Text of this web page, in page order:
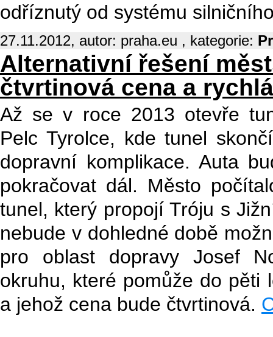
odříznutý od systému
27.11.2012, autor: praha.eu , kategorie:
Alternativní řešení
čtvrtinová cena a
Až se v roce 2013 otevře
Pelc Tyrolce, kde tunel
dopravní komplikace. Auta
pokračovat dál. Město
tunel, který propojí Tróju s
nebude v dohledné době
pro oblast dopravy Josef
okruhu, které pomůže do pěti
a jehož cena bude čtvrtinová.